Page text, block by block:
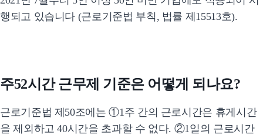
행되고 있습니다 (근로기준법 부칙, 법률 제15513호).
주52시간 근무제 기준은 어떻게 되나요?
근로기준법 제50조에는 ①1주 간의 근로시간은 휴게시간
을 제외하고 40시간을 초과할 수 없다. ②1일의 근로시간